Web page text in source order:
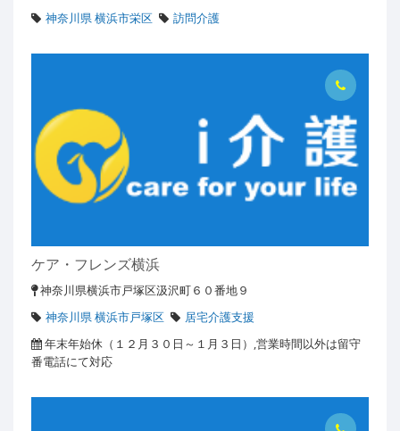
神奈川県 横浜市栄区
訪問介護
ケア・フレンズ横浜
神奈川県横浜市戸塚区汲沢町６０番地９
神奈川県 横浜市戸塚区
居宅介護支援
年末年始休（１２月３０日～１月３日）,営業時間以外は留守
番電話にて対応